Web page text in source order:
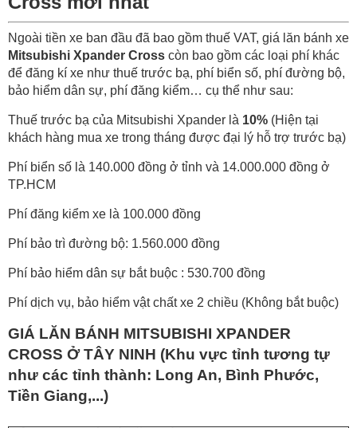
Ngoài tiền xe ban đầu đã bao gồm thuế VAT, giá lăn bánh xe
Mitsubishi Xpander Cross còn bao gồm các loại phí khác
để đăng kí xe như thuế trước bạ, phí biển số, phí đường bộ,
bảo hiểm dân sự, phí đăng kiểm… cụ thể như sau:
Thuế trước bạ của Mitsubishi Xpander là 10% (Hiện tại
khách hàng mua xe trong tháng được đại lý hỗ trợ trước bạ)
Phí biển số là 140.000 đồng ở tỉnh và 14.000.000 đồng ở
TP.HCM
Phí đăng kiểm xe là 100.000 đồng
Phí bảo trì đường bộ: 1.560.000 đồng
Phí bảo hiểm dân sự bắt buộc : 530.700 đồng
Phí dịch vụ, bảo hiểm vật chất xe 2 chiều (Không bắt buộc)
GIÁ LĂN BÁNH MITSUBISHI XPANDER
CROSS Ở TÂY NINH (Khu vực tỉnh tương tự
như các tỉnh thành: Long An, Bình Phước,
Tiền Giang,...)